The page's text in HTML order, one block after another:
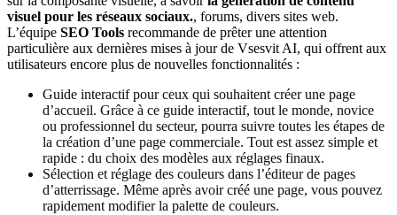
visuel pour les réseaux sociaux., forums, divers sites web.
L’équipe SEO Tools recommande de prêter une attention
particulière aux dernières mises à jour de Vsesvit AI, qui offrent aux
utilisateurs encore plus de nouvelles fonctionnalités :
Guide interactif pour ceux qui souhaitent créer une page
d’accueil. Grâce à ce guide interactif, tout le monde, novice
ou professionnel du secteur, pourra suivre toutes les étapes de
la création d’une page commerciale. Tout est assez simple et
rapide : du choix des modèles aux réglages finaux.
Sélection et réglage des couleurs dans l’éditeur de pages
d’atterrissage. Même après avoir créé une page, vous pouvez
rapidement modifier la palette de couleurs.